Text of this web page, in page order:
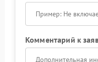
Комментарий к